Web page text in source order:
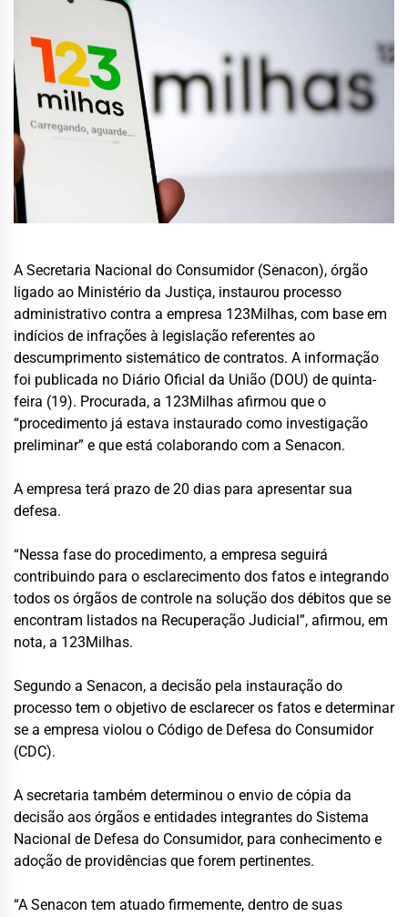
A Secretaria Nacional do Consumidor (Senacon), órgão
ligado ao Ministério da Justiça, instaurou processo
administrativo contra a empresa 123Milhas, com base em
indícios de infrações à legislação referentes ao
descumprimento sistemático de contratos. A informação
foi publicada no Diário Oficial da União (DOU) de quinta-
feira (19). Procurada, a 123Milhas afirmou que o
“procedimento já estava instaurado como investigação
preliminar” e que está colaborando com a Senacon.
A empresa terá prazo de 20 dias para apresentar sua
defesa.
“Nessa fase do procedimento, a empresa seguirá
contribuindo para o esclarecimento dos fatos e integrando
todos os órgãos de controle na solução dos débitos que se
encontram listados na Recuperação Judicial”, afirmou, em
nota, a 123Milhas.
Segundo a Senacon, a decisão pela instauração do
processo tem o objetivo de esclarecer os fatos e determinar
se a empresa violou o Código de Defesa do Consumidor
(CDC).
A secretaria também determinou o envio de cópia da
decisão aos órgãos e entidades integrantes do Sistema
Nacional de Defesa do Consumidor, para conhecimento e
adoção de providências que forem pertinentes.
“A Senacon tem atuado firmemente, dentro de suas